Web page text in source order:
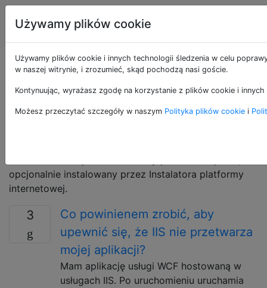
Administratorzy
serwerów
Pytania otagowane
jako iis-7.5
opcjonalnie instalowany przez Instalatora platformy
internetowej.
3
Co powinienem zrobić, aby
upewnić się, że IIS nie przetwarza
mojej aplikacji?
Mam aplikację usługi WCF hostowaną w
usługach IIS. Po uruchomieniu uruchamia
Używamy plików cookie
Używamy plików cookie i innych technologii śledzenia w celu
w naszej witrynie, i zrozumieć, skąd pochodzą nasi goście.
Kontynuując, wyrażasz zgodę na korzystanie z plików cookie i
Możesz przeczytać szczegóły w naszym Polityka plików cookie i